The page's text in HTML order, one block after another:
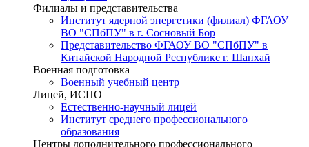
Филиалы и представительства
Институт ядерной энергетики (филиал) ФГАОУ
ВО "СПбПУ" в г. Сосновый Бор
Представительство ФГАОУ ВО "СПбПУ" в
Китайской Народной Республике г. Шанхай
Военная подготовка
Военный учебный центр
Лицей, ИСПО
Естественно-научный лицей
Институт среднего профессионального
образования
Центры дополнительного профессионального